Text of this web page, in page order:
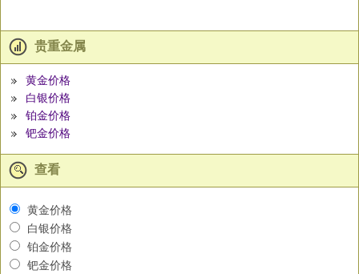
贵重金属
黄金价格
白银价格
铂金价格
钯金价格
查看
黄金价格
白银价格
铂金价格
钯金价格